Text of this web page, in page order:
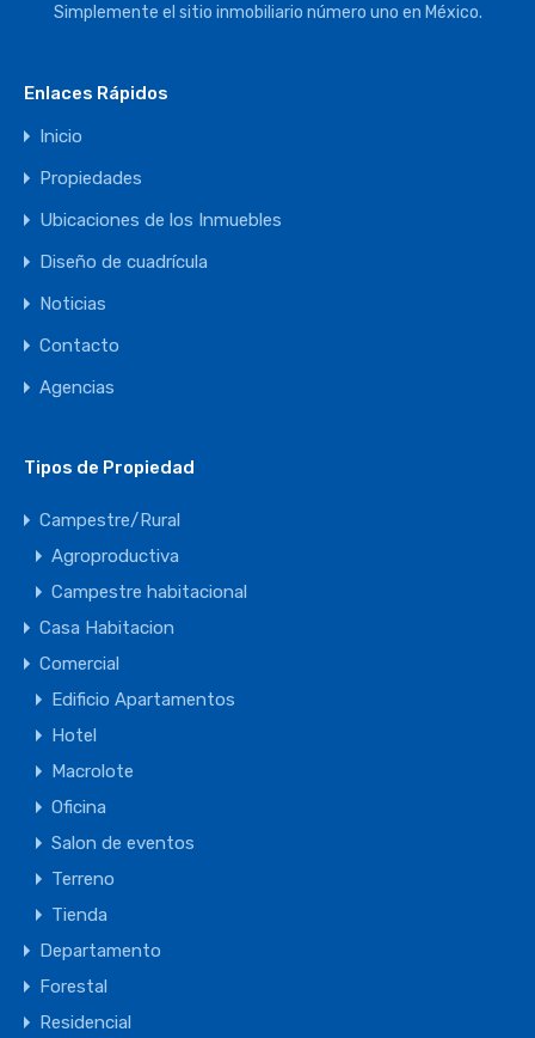
Simplemente el sitio inmobiliario número uno en México.
Enlaces Rápidos
Inicio
Propiedades
Ubicaciones de los Inmuebles
Diseño de cuadrícula
Noticias
Contacto
Agencias
Tipos de Propiedad
Campestre/Rural
Agroproductiva
Campestre habitacional
Casa Habitacion
Comercial
Edificio Apartamentos
Hotel
Macrolote
Oficina
Salon de eventos
Terreno
Tienda
Departamento
Forestal
Residencial